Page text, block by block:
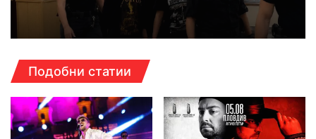
Подобни статии